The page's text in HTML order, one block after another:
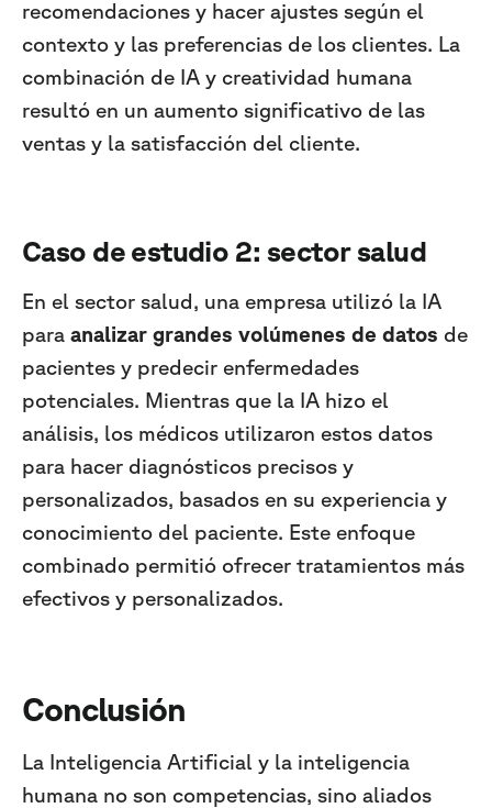
recomendaciones y hacer ajustes según el
contexto y las preferencias de los clientes. La
combinación de IA y creatividad humana
resultó en un aumento significativo de las
ventas y la satisfacción del cliente.
Caso de estudio 2: sector salud
En el sector salud, una empresa utilizó la IA
para analizar grandes volúmenes de datos de
pacientes y predecir enfermedades
potenciales. Mientras que la IA hizo el
análisis, los médicos utilizaron estos datos
para hacer diagnósticos precisos y
personalizados, basados en su experiencia y
conocimiento del paciente. Este enfoque
combinado permitió ofrecer tratamientos más
efectivos y personalizados.
Conclusión
La Inteligencia Artificial y la inteligencia
humana no son competencias, sino aliados